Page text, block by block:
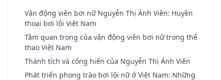
Vận động viên bơi nữ Nguyễn Thị Ánh Viên: Huyền
thoại bơi lội Việt Nam
Tầm quan trọng của vận động viên bơi nữ trong thể
thao Việt Nam
Thành tích và cống hiến của Nguyễn Thị Ánh Viên
Phát triển phong trào bơi lội nữ ở Việt Nam: Những